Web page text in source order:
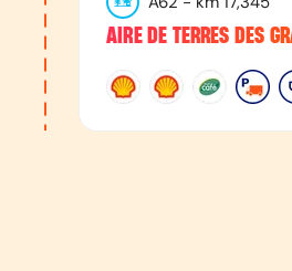
AIRE DE TERRES DES